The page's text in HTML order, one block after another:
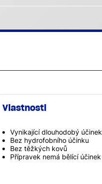
Vlastnosti
Vynikající dlouhodobý účinek
Bez hydrofobního účinku
Bez těžkých kovů
Přípravek nemá bělící účinek